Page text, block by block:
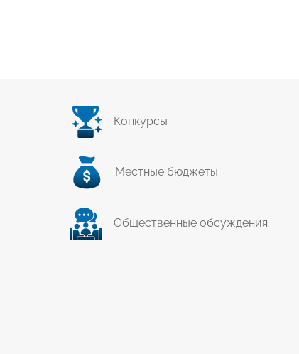
Конкурсы
Местные бюджеты
Общественные обсуждения